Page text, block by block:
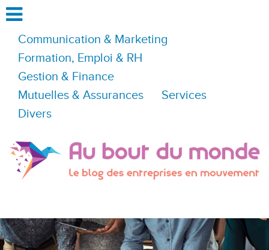
Communication & Marketing
Formation, Emploi & RH
Gestion & Finance
Mutuelles & Assurances
Services
Divers